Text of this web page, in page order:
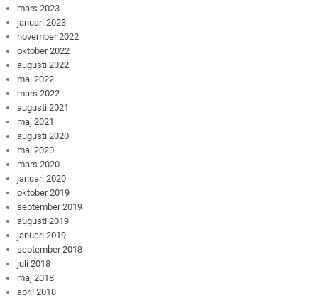
mars 2023
januari 2023
november 2022
oktober 2022
augusti 2022
maj 2022
mars 2022
augusti 2021
maj 2021
augusti 2020
maj 2020
mars 2020
januari 2020
oktober 2019
september 2019
augusti 2019
januari 2019
september 2018
juli 2018
maj 2018
april 2018